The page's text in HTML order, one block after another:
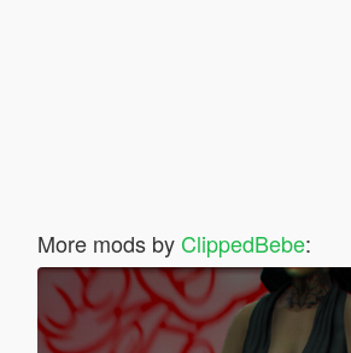
More mods by ClippedBebe: